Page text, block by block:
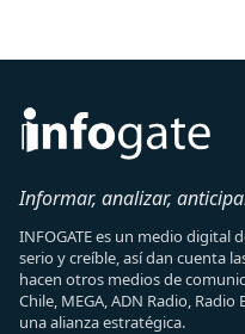
Informar, analizar,
INFOGATE es un medio
serio y creíble, así dan cuenta
hacen otros medios de
Chile, MEGA, ADN Radio,
una alianza estratégica.